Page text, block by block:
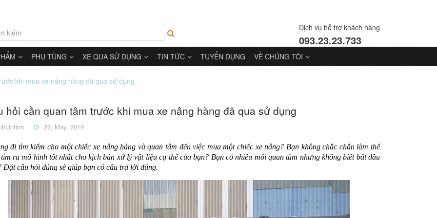
Dịch vụ hỗ trợ khách hàng
093.23.23.733
PHỤ TÙNG XE QUA SỬ DỤNG TIN TỨC TUYỂN DỤNG VỀ CHÚNG TÔI
khi mua xe nâng hàng đã qua sử dụng
hỏi cần quan tâm trước khi mua xe nâng hàng đã qua sử dụng
22, May, 2019
đi tìm kiếm cho một chiếc xe nâng hàng và quan tâm đến việc mua một chiếc xe nâng? Bạn không chắc chắn làm thế
ra mô hình tốt nhất cho kịch bản xử lý vật liệu cụ thể của bạn? Bạn có nhiều mối quan tâm nhưng không biết bắt đầu
Đặt câu hỏi đúng sẽ giúp bạn có câu trả lời đúng.